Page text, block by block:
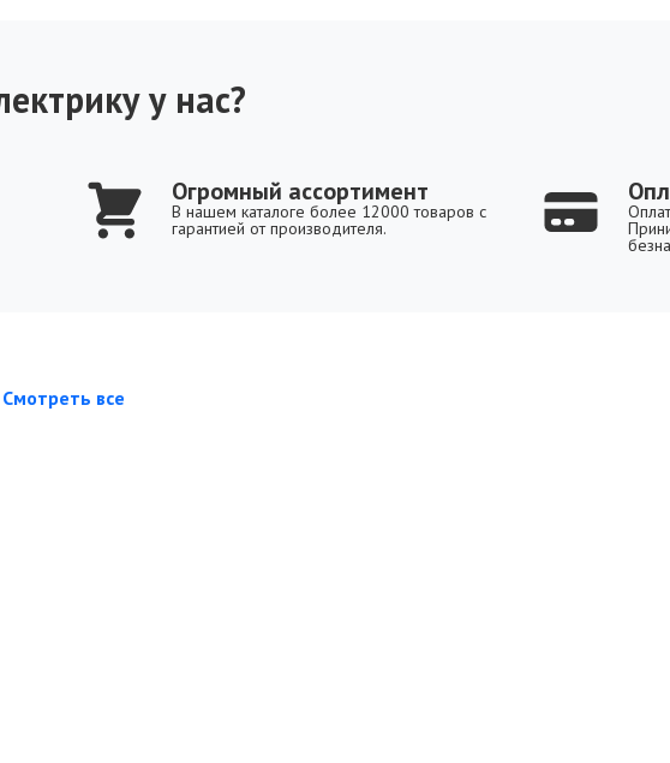
у нас?
Огромный ассортимент
В нашем каталоге более 12000 товаров с
гарантией от производителя.
Смотреть все